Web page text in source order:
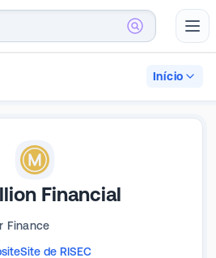
Início
Financial
Finance
Site de RISEC